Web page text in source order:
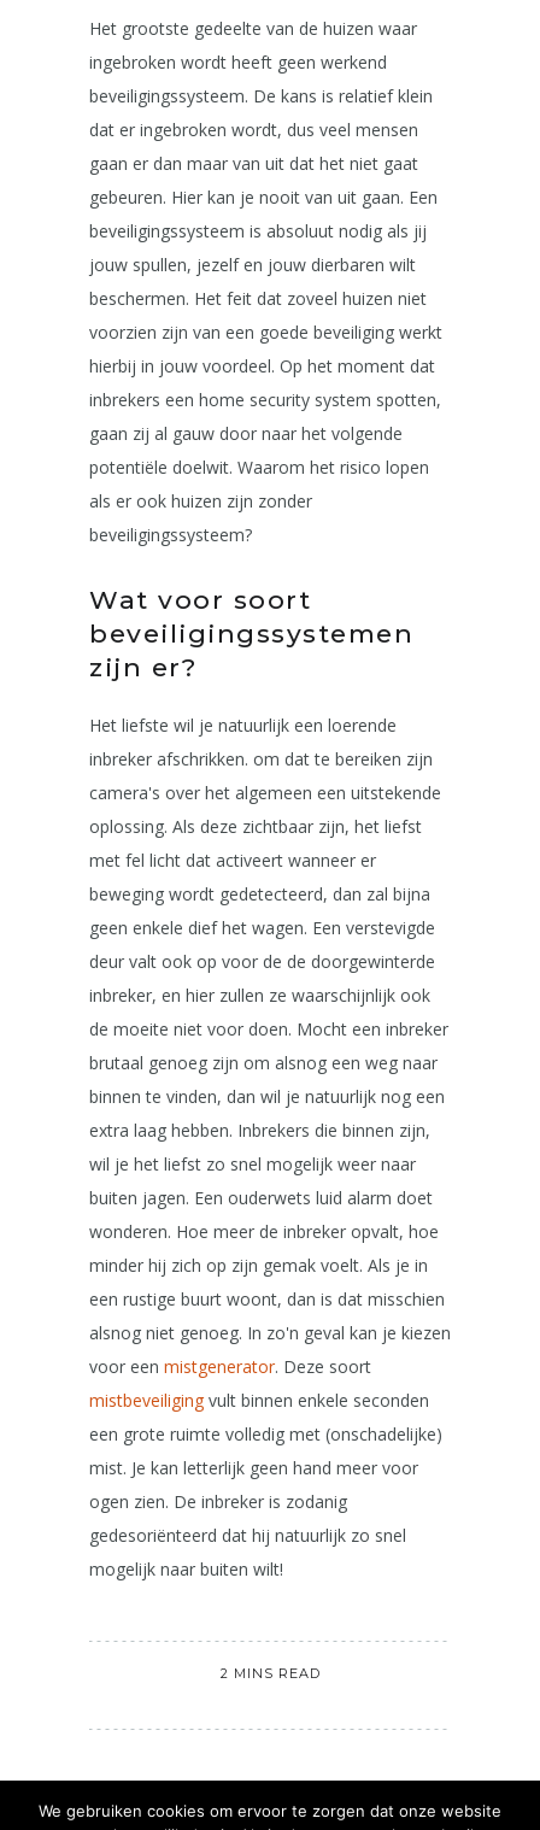
Het grootste gedeelte van de huizen waar
ingebroken wordt heeft geen werkend
beveiligingssysteem. De kans is relatief klein
dat er ingebroken wordt, dus veel mensen
gaan er dan maar van uit dat het niet gaat
gebeuren. Hier kan je nooit van uit gaan. Een
beveiligingssysteem is absoluut nodig als jij
jouw spullen, jezelf en jouw dierbaren wilt
beschermen. Het feit dat zoveel huizen niet
voorzien zijn van een goede beveiliging werkt
hierbij in jouw voordeel. Op het moment dat
inbrekers een home security system spotten,
gaan zij al gauw door naar het volgende
potentiële doelwit. Waarom het risico lopen
als er ook huizen zijn zonder
beveiligingssysteem?
Wat voor soort
beveiligingssystemen
zijn er?
Het liefste wil je natuurlijk een loerende
inbreker afschrikken. om dat te bereiken zijn
camera's over het algemeen een uitstekende
oplossing. Als deze zichtbaar zijn, het liefst
met fel licht dat activeert wanneer er
beweging wordt gedetecteerd, dan zal bijna
geen enkele dief het wagen. Een verstevigde
deur valt ook op voor de de doorgewinterde
inbreker, en hier zullen ze waarschijnlijk ook
de moeite niet voor doen. Mocht een inbreker
brutaal genoeg zijn om alsnog een weg naar
binnen te vinden, dan wil je natuurlijk nog een
extra laag hebben. Inbrekers die binnen zijn,
wil je het liefst zo snel mogelijk weer naar
buiten jagen. Een ouderwets luid alarm doet
wonderen. Hoe meer de inbreker opvalt, hoe
minder hij zich op zijn gemak voelt. Als je in
een rustige buurt woont, dan is dat misschien
alsnog niet genoeg. In zo'n geval kan je kiezen
voor een mistgenerator. Deze soort
mistbeveiliging vult binnen enkele seconden
een grote ruimte volledig met (onschadelijke)
mist. Je kan letterlijk geen hand meer voor
ogen zien. De inbreker is zodanig
gedesoriënteerd dat hij natuurlijk zo snel
mogelijk naar buiten wilt!
2 MINS READ
We gebruiken cookies om ervoor te zorgen dat onze website